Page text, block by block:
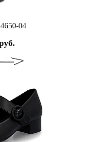
04